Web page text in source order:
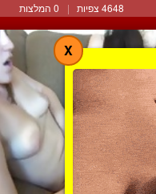
4648 צפיות | 0 המלצות
X